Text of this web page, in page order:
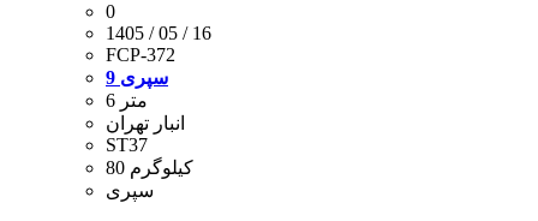
0
1405 / 05 / 16
FCP-372
سپری 9
6 متر
انبار تهران
ST37
80 کیلوگرم
سپری